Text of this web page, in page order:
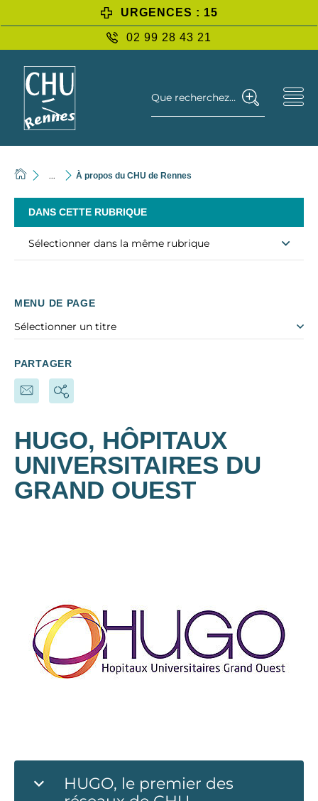
URGENCES : 15
02 99 28 43 21
Que recherchez-vous ?
... À propos du CHU de Rennes
DANS CETTE RUBRIQUE
Sélectionner dans la même rubrique
MENU DE PAGE
Sélectionner un titre
PARTAGER
HUGO, HÔPITAUX
UNIVERSITAIRES DU
GRAND OUEST
HUGO, le premier des